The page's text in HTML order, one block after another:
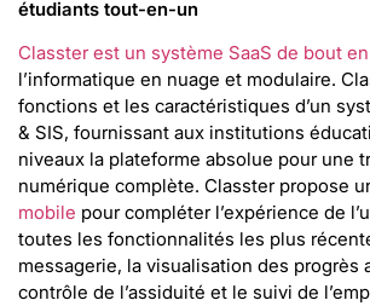
étudiants tout-en-un
Classter est un système SaaS de bout
l’informatique en nuage et modulaire.
fonctions et les caractéristiques d’un
& SIS, fournissant aux institutions
niveaux la plateforme absolue pour une
numérique complète. Classter propose
mobile pour compléter l’expérience de
toutes les fonctionnalités les plus
messagerie, la visualisation des progrès
contrôle de l’assiduité et le suivi de